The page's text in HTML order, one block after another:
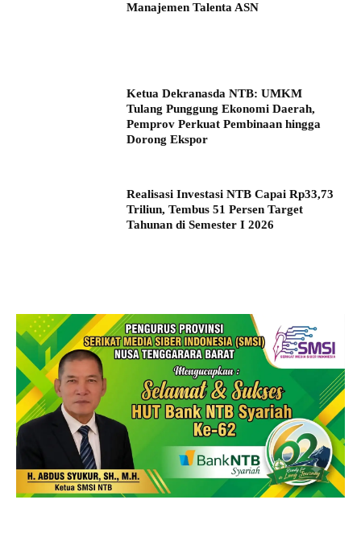
Manajemen Talenta ASN
Ketua Dekranasda NTB: UMKM
Tulang Punggung Ekonomi Daerah,
Pemprov Perkuat Pembinaan hingga
Dorong Ekspor
Realisasi Investasi NTB Capai Rp33,73
Triliun, Tembus 51 Persen Target
Tahunan di Semester I 2026